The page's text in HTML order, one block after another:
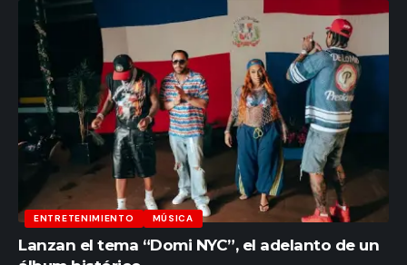
ENTRETENIMIENTO MÚSICA
Lanzan el tema “Domi NYC”, el adelanto de un